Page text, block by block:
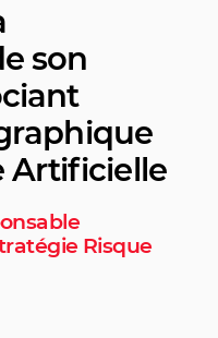
son
Artificielle
Risque